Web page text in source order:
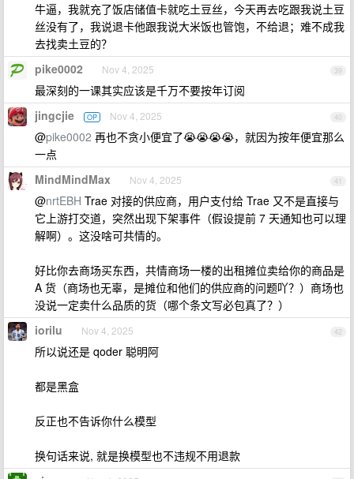
牛逼，我就充了饭店储值卡就吃土豆丝，今天再去吃跟我说土豆
丝没有了，我说退卡他跟我说大米饭也管饱，不给退；难不成我
去找卖土豆的？
39
pike0002 Nov 4, 2025
最深刻的一课其实应该是千万不要按年订阅
40
jingcjie OP Nov 4, 2025
@pike0002 再也不贪小便宜了😭😭😭😭，就因为按年便宜那么
一点
41
MindMindMax Nov 4, 2025
@nrtEBH Trae 对接的供应商，用户支付给 Trae 又不是直接与
它上游打交道，突然出现下架事件（假设提前 7 天通知也可以理
解啊）。这没啥可共情的。
好比你去商场买东西，共情商场一楼的出租摊位卖给你的商品是
A 货（商场也无辜，是摊位和他们的供应商的问题吖？）商场也
没说一定卖什么品质的货（哪个条文写必包真了？）
42
iorilu Nov 4, 2025
所以说还是 qoder 聪明阿
都是黑盒
反正也不告诉你什么模型
换句话来说, 就是换模型也不违规不用退款